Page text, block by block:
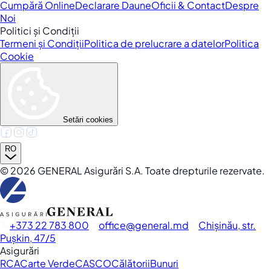
Cumpără OnlineDeclarare DauneOficii & ContactDespre
Noi
Politici și Condiții
Termeni și CondițiiPolitica de prelucrare a datelorPolitica
Cookie
Setări cookies
RO
©2026 GENERAL Asigurări S.A. Toate drepturile rezervate.
+373 22 783 800 office general.md
Chișinău, str.
Pușkin, 47/5
Asigurări
RCACarte VerdeCASCOCălătoriiBunuri